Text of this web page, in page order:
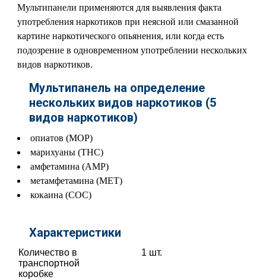
Мультипанели применяются для выявления факта
употребления наркотиков при неясной или смазанной
картине наркотического опьянения, или когда есть
подозрение в одновременном употреблении нескольких
видов наркотиков.
Мультипанель на определение
нескольких видов наркотиков (5
видов наркотиков)
опиатов (МОР)
марихуаны (ТНС)
амфетамина (АМР)
метамфетамина (МЕТ)
кокаина (СОС)
Характеристики
Количество в
транспортной
коробке
1 шт.